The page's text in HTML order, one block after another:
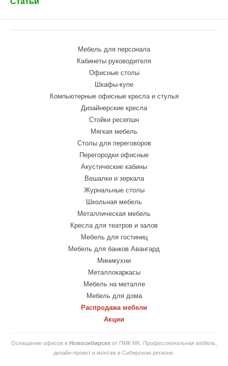
Мебель для персонала
Кабинеты руководителя
Офисные столы
Шкафы-купе
Компьютерные офисные кресла и стулья
Дизайнерские кресла
Стойки ресепшн
Мягкая мебель
Столы для переговоров
Перегородки офисные
Акустические кабины
Вешалки и зеркала
Журнальные столы
Школьная мебель
Металлическая мебель
Кресла для театров и залов
Мебель для гостиниц
Мебель для банков Авангард
Миникухни
Металлокаркасы
Мебель на металле
Мебель для дома
Распродажа мебели
Акции
Оснащение офисов в Новосибирске от ПМК МК. Профессиональная мебель,
дизайн-проект и монтаж в Сибирском регионе.